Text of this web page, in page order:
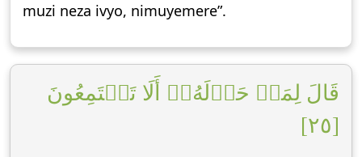
muzi neza ivyo, nimuyemere”.
قَالَ لِمَنۡ حَوۡلَهُۥٓ أَلَا تَسۡتَمِعُونَ
[٢٥]